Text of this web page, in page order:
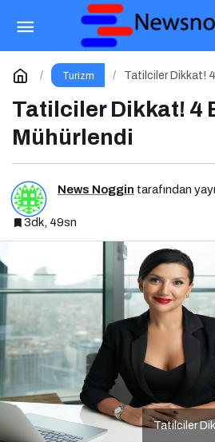
Turizm Tatilciler Dikkat!
Tatilciler Dikkat! 4
Mühürlendi
News Noggin tarafından
3dk, 49sn
Tatilciler
Popüler Yurt İçi Tatil
Yorum Yap